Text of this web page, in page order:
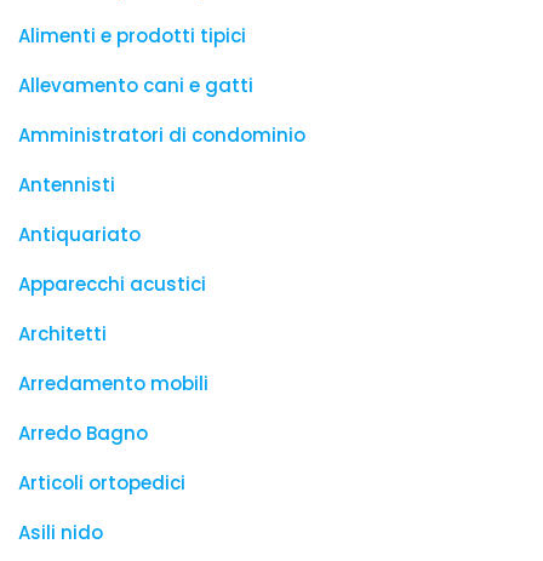
Alimenti e prodotti tipici
Allevamento cani e gatti
Amministratori di condominio
Antennisti
Antiquariato
Apparecchi acustici
Architetti
Arredamento mobili
Arredo Bagno
Articoli ortopedici
Asili nido